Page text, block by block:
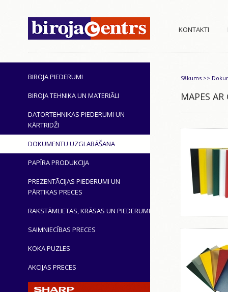
KONTAKTI
BIROJA PIEDERUMI
BIROJA TEHNIKA UN MATERIĀLI
DATORTEHNIKAS PIEDERUMI UN
KĀRTRIDŽI
DOKUMENTU UZGLABĀŠANA
PAPĪRA PRODUKCIJA
PREZENTĀCIJAS PIEDERUMI UN
PĀRTIKAS PRECES
RAKSTĀMLIETAS, KRĀSAS UN PIEDERUMI
SAIMNIECĪBAS PRECES
KOKA PUZLES
AKCIJAS PRECES
Sākums >>
MAPES